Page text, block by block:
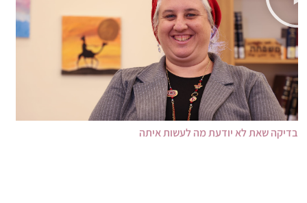
בדיקה שאת לא יודעת מה לעשות איתה